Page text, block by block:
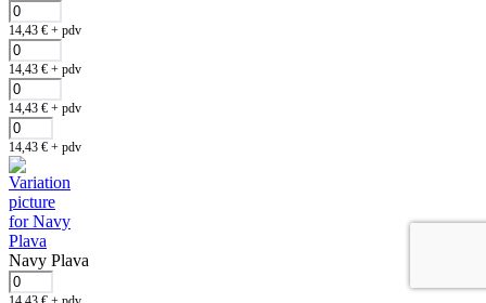
14,43 € + pdv
14,43 € + pdv
14,43 € + pdv
14,43 € + pdv
Navy Plava